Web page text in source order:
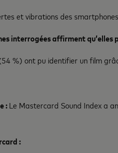
et vibrations des
interrogées affirment
%) ont pu identifier un film
:Le Mastercard Sound Index a
: